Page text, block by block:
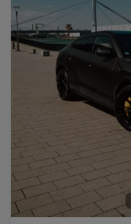
McLaren
Tesla
Bentley
Zeitraum wählen